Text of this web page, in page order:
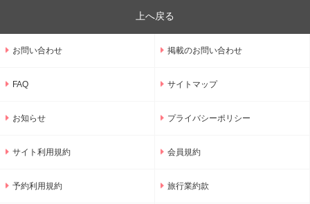
上へ戻る
お問い合わせ 掲載のお問い合わせ
FAQ サイトマップ
お知らせ プライバシーポリシー
サイト利用規約 会員規約
予約利用規約 旅行業約款